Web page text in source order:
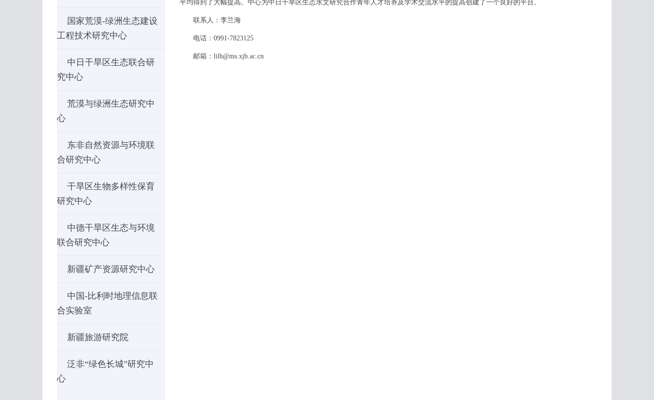
国家荒漠-绿洲生态建设
工程技术研究中心
中日干旱区生态联合研
究中心
荒漠与绿洲生态研究中
心
东非自然资源与环境联
合研究中心
干旱区生物多样性保育
研究中心
中德干旱区生态与环境
联合研究中心
新疆矿产资源研究中心
中国-比利时地理信息联
合实验室
新疆旅游研究院
泛非“绿色长城”研究中
心
平均得到了大幅提高。中心为中日干旱区生态水文研究合作青年人才培养及学术交流水平的提高创建了一个良好的平台。
联系人：李兰海
电话：0991-7823125
邮箱：lilh@ms.xjb.ac.cn